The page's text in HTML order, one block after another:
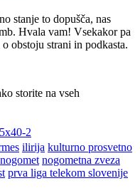
stanje to dopušča, nas
Hvala vam! Vsekakor pa
obstoju strani in podkasta.
storite na vseh
ilirija kulturno prosvetno
nogomet nogometna zveza
prva liga telekom slovenije